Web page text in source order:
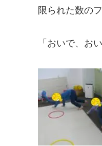
限られた数の
「おいで、お